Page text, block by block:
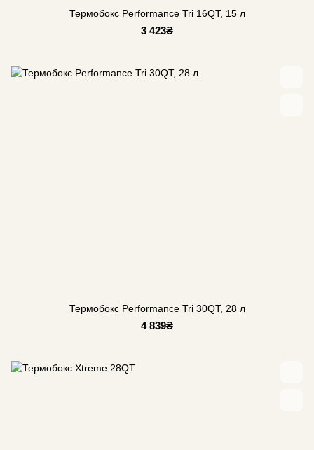
Термобокс Performance Tri 16QT, 15 л
3 423₴
Термобокс Performance Tri 30QT, 28 л
4 839₴